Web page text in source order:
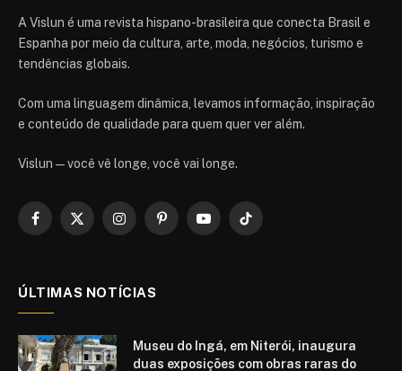
A Vislun é uma revista hispano-brasileira que conecta Brasil e
Espanha por meio da cultura, arte, moda, negócios, turismo e
tendências globais.
Com uma linguagem dinâmica, levamos informação, inspiração
e conteúdo de qualidade para quem quer ver além.
Vislun — você vê longe, você vai longe.
Facebook
X
InstagramPinterestYouTubeTikTok
ÚLTIMAS NOTÍCIAS
Museu do Ingá, em Niterói, inaugura
duas exposições com obras raras do